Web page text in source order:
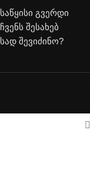
საწყისი გვერდი
ჩვენს შესახებ
სად შევიძინო?